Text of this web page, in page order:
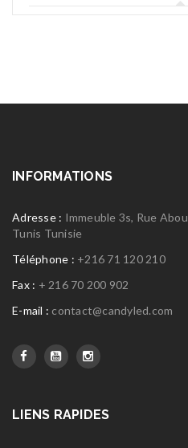
INFORMATIONS
Adresse : Immeuble 3s, Rue
Tunis Tunisie
Téléphone : +216 71 120 210
Fax : + 216 70 200 902
E-mail : contact@candyled.com
LIENS RAPIDES